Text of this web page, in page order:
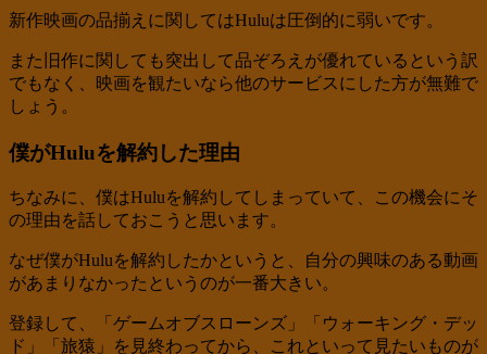
新作映画の品揃えに関してはHuluは圧倒的に弱いです。
また旧作に関しても突出して品ぞろえが優れているという訳
でもなく、映画を観たいなら他のサービスにした方が無難で
しょう。
僕がHuluを解約した理由
ちなみに、僕はHuluを解約してしまっていて、この機会にそ
の理由を話しておこうと思います。
なぜ僕がHuluを解約したかというと、自分の興味のある動画
があまりなかったというのが一番大きい。
登録して、「ゲームオブスローンズ」「ウォーキング・デッ
ド」「旅猿」を見終わってから、これといって見たいものが